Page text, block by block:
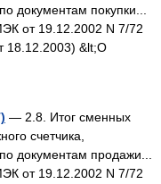
документам покупки...
от 19.12.2002 N 7/72
18.12.2003) &lt;О
— 2.8. Итог сменных
счетчика,
документам продажи...
от 19.12.2002 N 7/72